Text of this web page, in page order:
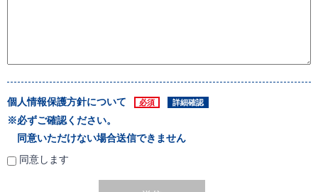
個人情報保護方針について 必須 詳細確認
※必ずご確認ください。
同意いただけない場合送信できません
同意します